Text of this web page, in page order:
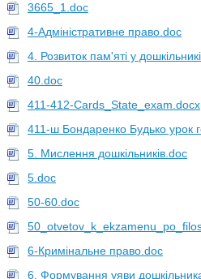
3665_1.doc
4-Адміністративне право.doc
4. Розвиток пам'яті у
40.doc
411-412-Cards_State_exam.docx
411-ш Бондаренко Будько урок
5. Мислення дошкільників.doc
5.doc
50-60.doc
6-Кримінальне право.doc
6. Формування уяви